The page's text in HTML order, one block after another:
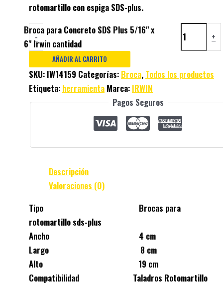
rotomartillo con espiga SDS-plus.
-
Broca para Concreto SDS Plus 5/16" x
6" Irwin cantidad
+
AÑADIR AL CARRITO
SKU: IW14159 Categorías: Broca, Todos los productos
Etiqueta: herramienta Marca: IRWIN
Pagos Seguros
Descripción
Valoraciones (0)
Tipo Brocas para
rotomartillo sds-plus
Ancho 4 cm
Largo 8 cm
Alto 19 cm
Compatibilidad Taladros Rotomartillo